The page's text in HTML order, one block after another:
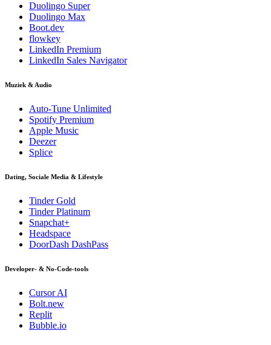
Duolingo Super
Duolingo Max
Boot.dev
flowkey
LinkedIn Premium
LinkedIn Sales Navigator
Muziek & Audio
Auto-Tune Unlimited
Spotify Premium
Apple Music
Deezer
Splice
Dating, Sociale Media & Lifestyle
Tinder Gold
Tinder Platinum
Snapchat+
Headspace
DoorDash DashPass
Developer- & No-Code-tools
Cursor AI
Bolt.new
Replit
Bubble.io